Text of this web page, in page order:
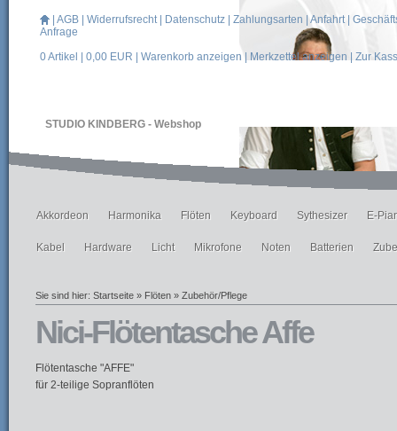
STUDIO KINDBERG - Webshop
AGB Widerrufsrecht| Datenschutz Zahlungsarten |Anfahrt|
Anfrage
0Artikel | 0,00 EUR | Warenkorb anzeigen Merkzettel anzeigen Zur
Akkordeon Harmonika Flöten Keyboard Sythesizer E-
Kabel Hardware Licht Mikrofone Noten Batterien
Sie sind hier: Startseite » Flöten » Zubehör/Pflege
Nici-Flötentasche Affe
Flötentasche "AFFE"
für 2-teilige Sopranflöten